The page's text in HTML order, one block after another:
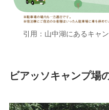
引用：山中湖にあるキャ
ビアッソキャンプ場